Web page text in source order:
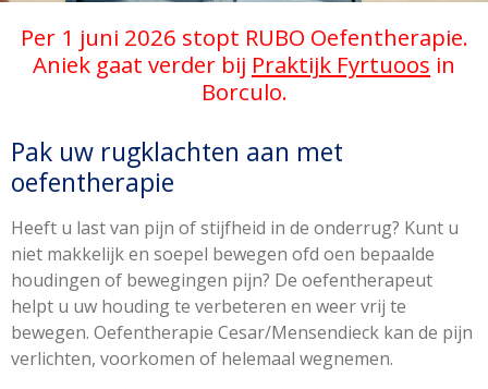
Per 1 juni 2026 stopt RUBO Oefentherapie.
Aniek gaat verder bij Praktijk Fyrtuoos in
Borculo.
Pak uw rugklachten aan met
oefentherapie
Heeft u last van pijn of stijfheid in de onderrug? Kunt u
niet makkelijk en soepel bewegen ofd oen bepaalde
houdingen of bewegingen pijn? De oefentherapeut
helpt u uw houding te verbeteren en weer vrij te
bewegen. Oefentherapie Cesar/Mensendieck kan de pijn
verlichten, voorkomen of helemaal wegnemen.